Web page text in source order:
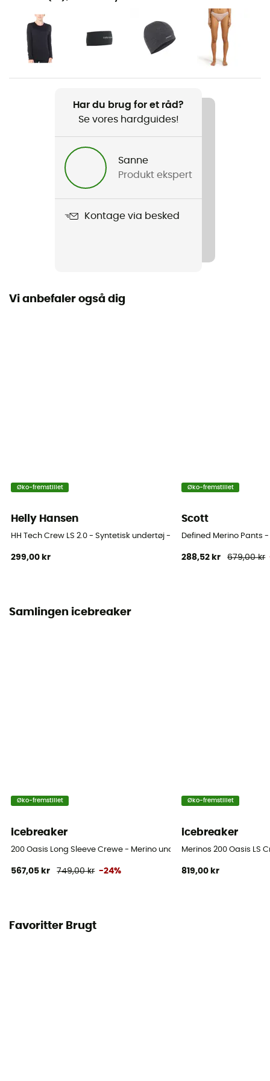
Vandreture / Ski / Skiture / Trekking / Det daglige liv /
Dame
200 Oasis Leggings
Har du brug for et råd?
Se vores hardguides!
Sanne
Produkt ekspert
Kontage via besked
Vi anbefaler også dig
Øko-fremstillet
Helly Hansen
HH Tech Crew LS 2.0 - Syntetisk undertøj - Damer
299,00 kr
Øko-fremstillet
Scott
Defined Merino Pants
288,52 kr 679,00 kr
Samlingen icebreaker
Øko-fremstillet
icebreaker
200 Oasis Long Sleeve Crewe - Merino undertøj Damer
567,05 kr 749,00 kr -24%
Øko-fremstillet
icebreaker
Merinos 200 Oasis LS
819,00 kr
Favoritter Brugt